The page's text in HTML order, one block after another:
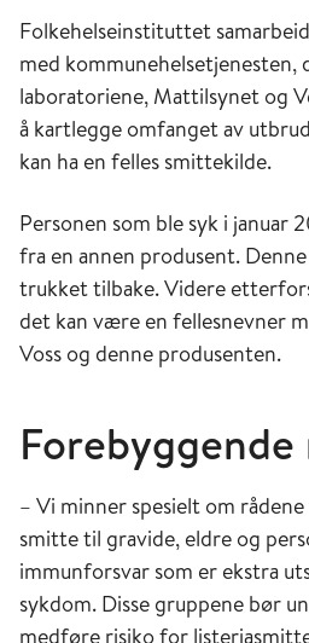
Folkehelseinstituttet
med kommunehelsetjenesten,
laboratoriene, Mattilsynet og
å kartlegge omfanget av
kan ha en felles smittekilde.
Personen som ble syk i januar
fra en annen produsent.
trukket tilbake. Videre
det kan være en fellesnevner
Voss og denne produsenten.
Forebyggende
– Vi minner spesielt om
smitte til gravide, eldre og
immunforsvar som er ekstra
sykdom. Disse gruppene bør
medføre risiko for